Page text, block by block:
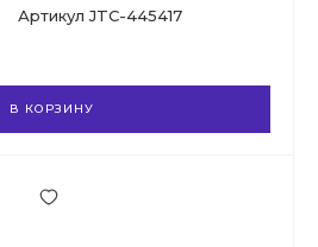
Артикул JTC-445417
В КОРЗИНУ